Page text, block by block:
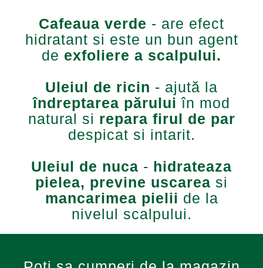
Cafeaua verde - are efect
hidratant si este un bun agent
de exfoliere a scalpului.
Uleiul de ricin - ajută la
îndreptarea păruluiîn mod
natural si repara firul de par
despicat si intarit.
Uleiul de nuca - hidrateaza
pielea, previne uscarea si
mancarimea pielii de la
nivelul scalpului.